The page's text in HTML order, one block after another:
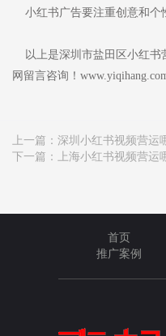
小红书广告要注重创意和个
以上是深圳市盐田区小红书
网留言咨询！
上一篇： 深圳小红书视频营运
下一篇：
上海小红书视频营运
首页
推广案例